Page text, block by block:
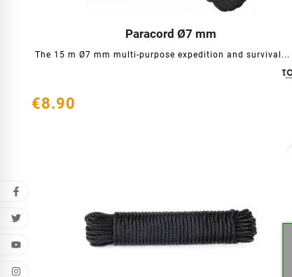
Paracord Ø7 mm
The 15 m Ø7 mm multi-purpose expedition and survival...
 
€8.90